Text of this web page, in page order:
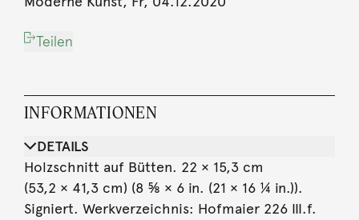
Teilen
INFORMATIONEN
DETAILS
Holzschnitt auf Bütten. 22 × 15,3 cm
(53,2 × 41,3 cm) (8 ⅝ × 6 in. (21 × 16 ¼ in.)).
Signiert. Werkverzeichnis: Hofmaier 226 III.f.